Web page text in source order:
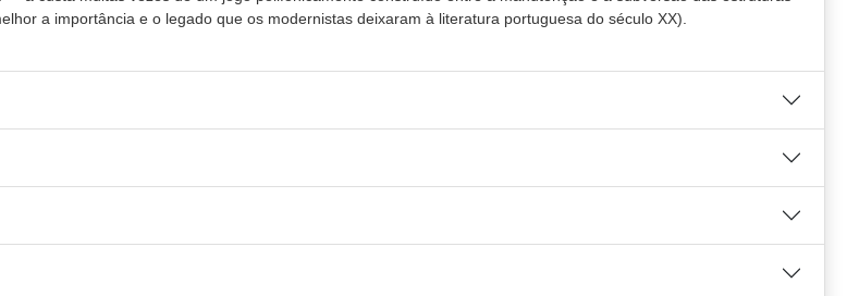
a importância e o legado que os modernistas deixaram à literatura portuguesa do século XX).